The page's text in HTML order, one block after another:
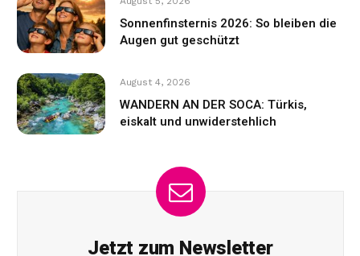
Sonnenfinsternis 2026: So bleiben die
Augen gut geschützt
August 4, 2026
WANDERN AN DER SOCA: Türkis,
eiskalt und unwiderstehlich
Jetzt zum Newsletter